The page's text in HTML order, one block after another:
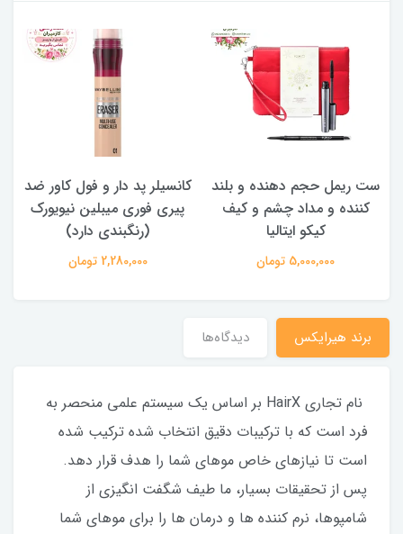
کانسیلر پد دار و فول کاور ضد
پیری فوری میبلین نیویورک
(رنگبندی دارد)
2,280,000 تومان
سایه چشم استیکی بسیار
ماندگار کیکو ایتالیا (رنگبندی
دارد)
1,800,000 تومان
برند هیرایکس دیدگاه‌ها
نام تجاری HairX بر اساس یک سیستم علمی منحصر به
فرد است که با ترکیبات دقیق انتخاب شده ترکیب شده
است تا نیازهای خاص موهای شما را هدف قرار دهد.
پس از تحقیقات بسیار، ما طیف شگفت انگیزی از
شامپوها، نرم کننده ها و درمان ها را برای موهای شما